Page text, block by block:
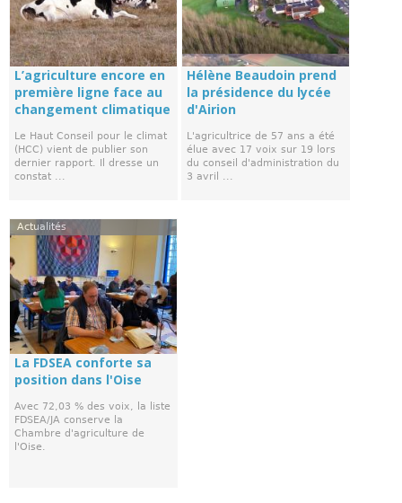
L’agriculture encore en
première ligne face au
changement climatique
Le Haut Conseil pour le climat
(HCC) vient de publier son
dernier rapport. Il dresse un
constat ...
Hélène Beaudoin prend
la présidence du lycée
d'Airion
L'agricultrice de 57 ans a été
élue avec 17 voix sur 19 lors
du conseil d'administration du
3 avril ...
Actualités
La FDSEA conforte sa
position dans l'Oise
Avec 72,03 % des voix, la liste
FDSEA/JA conserve la
Chambre d'agriculture de
l'Oise.